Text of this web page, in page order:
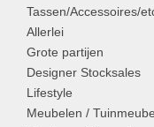
Tassen/Accessoires/
Allerlei
Grote partijen
Designer Stocksales
Lifestyle
Meubelen /